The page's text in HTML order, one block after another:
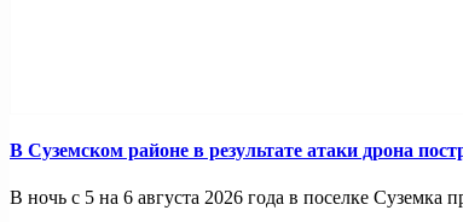
В Суземском районе в результате атаки дрона
В ночь с 5 на 6 августа 2026 года в поселке Суземка